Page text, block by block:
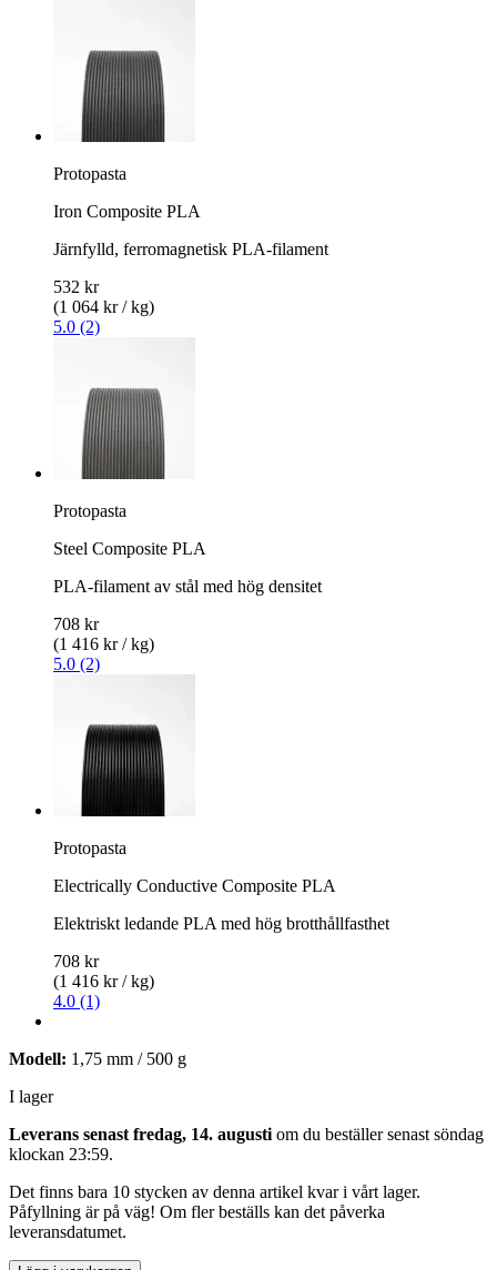
Protopasta
Iron Composite PLA
Järnfylld, ferromagnetisk PLA-filament
532 kr
(1 064 kr / kg)
5.0 (2)
Protopasta
Steel Composite PLA
PLA-filament av stål med hög densitet
708 kr
(1 416 kr / kg)
5.0 (2)
Protopasta
Electrically Conductive Composite PLA
Elektriskt ledande PLA med hög brotthållfasthet
708 kr
(1 416 kr / kg)
4.0 (1)
Modell: 1,75 mm / 500 g
I lager
Leverans senast fredag, 14. augusti om du beställer senast söndag
klockan 23:59.
Det finns bara 10 stycken av denna artikel kvar i vårt lager.
Påfyllning är på väg! Om fler beställs kan det påverka
leveransdatumet.